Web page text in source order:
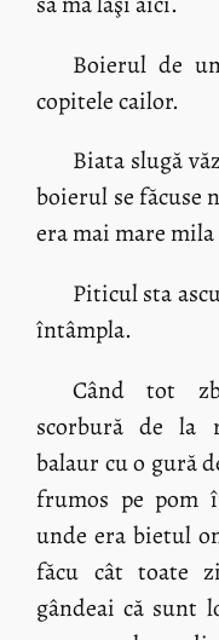
Boierul de
copitele cailor.
Biata slugă
boierul se făcuse
era mai mare
Piticul sta
întâmpla.
Când tot
scorbură de la
balaur cu o gură
frumos pe pom
unde era bietul
făcu cât toate
gândeai că sunt